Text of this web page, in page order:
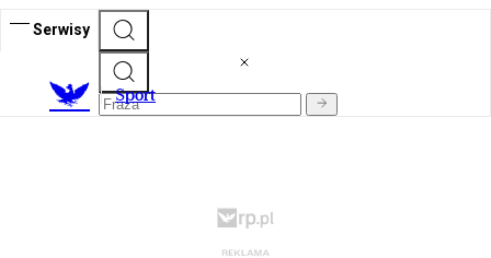
Serwisy
Sport